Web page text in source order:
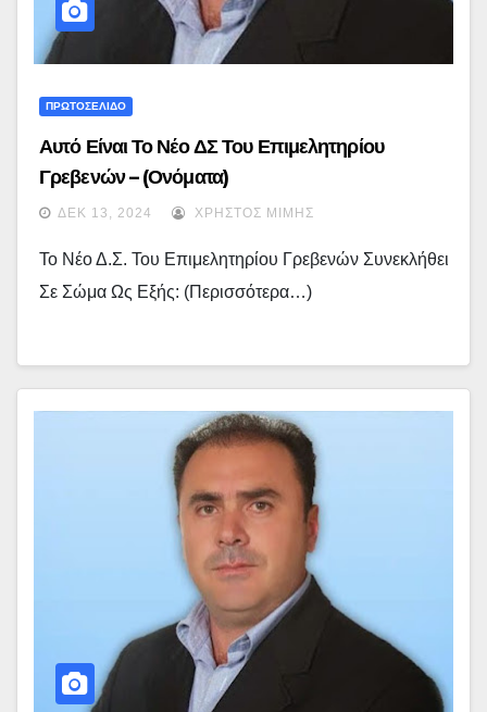
ΠΡΩΤΟΣΕΛΙΔΟ
Αυτό Είναι Το Νέο ΔΣ Του Επιμελητηρίου
Γρεβενών – (ονόματα)
ΔΕΚ 13, 2024 ΧΡΉΣΤΟΣ ΜΊΜΗΣ
Το Νέο Δ.Σ. Του Επιμελητηρίου Γρεβενών Συνεκλήθει
Σε Σώμα Ως Εξής: (περισσότερα…)